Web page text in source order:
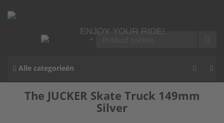
ENJOY YOUR RIDE!
Alle categorieën
The JUCKER Skate Truck 149mm
Silver